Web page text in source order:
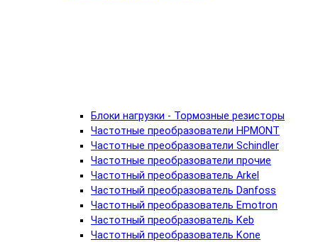
Блоки нагрузки - Тормозные резисторы
Частотные преобразователи HPMONT
Частотные преобразователи Schindler
Частотные преобразователи прочие
Частотный преобразователь Arkel
Частотный преобразователь Danfoss
Частотный преобразователь Emotron
Частотный преобразователь Keb
Частотный преобразователь Kone